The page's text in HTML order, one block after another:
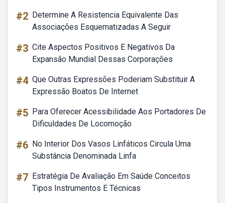
#2 Determine A Resistencia Equivalente Das
Associações Esquematizadas A Seguir
#3 Cite Aspectos Positivos E Negativos Da
Expansão Mundial Dessas Corporações
#4 Que Outras Expressões Poderiam Substituir A
Expressão Boatos De Internet
#5 Para Oferecer Acessibilidade Aos Portadores De
Dificuldades De Locomoção
#6 No Interior Dos Vasos Linfáticos Circula Uma
Substância Denominada Linfa
#7 Estratégia De Avaliação Em Saúde Conceitos
Tipos Instrumentos E Técnicas